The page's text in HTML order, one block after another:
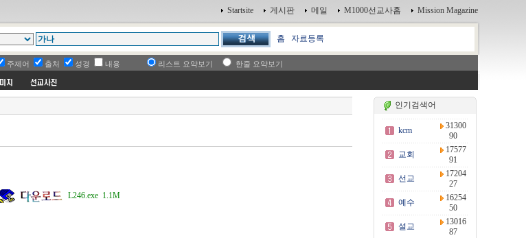
Startsite 게시판 메일 M1000선교사홈 Mission Magazine
홈 자료등록
주제어 출처 성경 내용 리스트 요약보기 한줄 요약보기
L246.exe 1.1M
인기검색어
kcm
31300
90
교회
17577
91
선교
17204
27
예수
16254
50
설교
13016
87